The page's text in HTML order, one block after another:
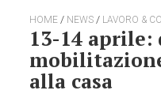
HOME / NEWS / LAVORO &
13-14
alla casa